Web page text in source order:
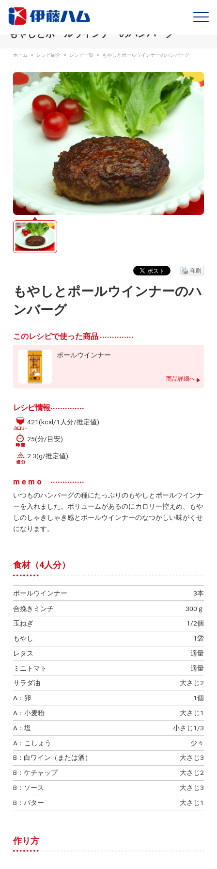
もやしとポールウインナーのハンバーグ
ホーム > レシピ紹介 > レシピ一覧 > もやしとポールウインナーのハンバーグ
もやしとポールウインナーのハ
ンバーグ
印刷
このレシピで使った商品
ポールウインナー
商品詳細へ
レシピ情報
421(kcal/1人分/推定値)
25(分/目安)
2.3(g/推定値)
memo
いつものハンバーグの種にたっぷりのもやしとポールウインナ
ーを入れました。ボリュームがあるのにカロリー控えめ、もや
しのしゃきしゃき感とポールウインナーのなつかしい味がくせ
になります。
食材（4人分）
ポールウインナー
3本
合挽きミンチ
300ｇ
玉ねぎ
1/2個
もやし
1袋
レタス
適量
ミニトマト
適量
サラダ油
大さじ2
A：卵
1個
A：小麦粉
大さじ1
A：塩
小さじ1/3
A：こしょう
少々
B：白ワイン（または酒）
大さじ3
B：ケチャップ
大さじ2
B：ソース
大さじ3
B：バター
大さじ1
作り方